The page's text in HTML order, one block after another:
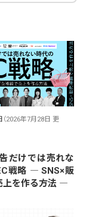
（2026年7月28日 更
告だけでは売れな
戦略 ― SNS×販
上を作る方法 ―